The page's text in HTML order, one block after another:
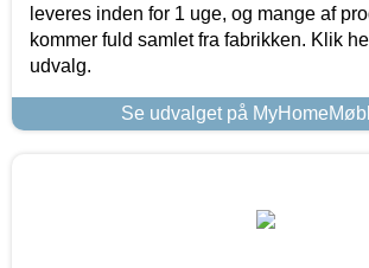
leveres inden for 1 uge, og mange af
kommer fuld samlet fra fabrikken. Klik
udvalg.
Se udvalget på